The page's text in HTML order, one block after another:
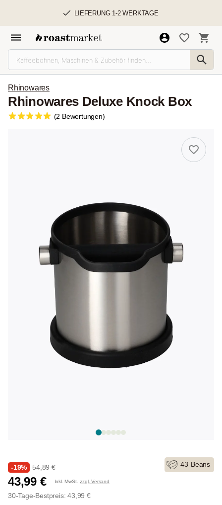
LIEFERUNG 1-2 WERKTAGE
Rhinowares
Rhinowares Deluxe Knock Box
(2 Bewertungen)
-19% 54,89 €
43,99 € Inkl. MwSt. zzgl. Versand
30-Tage-Bestpreis: 43,99 €
43 Beans